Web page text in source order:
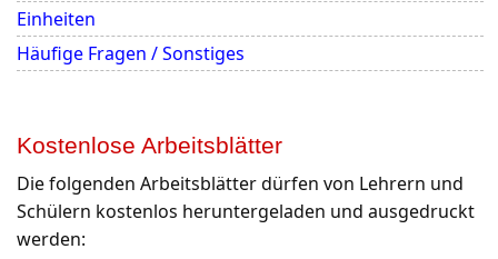
Einheiten
Häufige Fragen / Sonstiges
Kostenlose Arbeitsblätter
Die folgenden Arbeitsblätter dürfen von Lehrern und
Schülern kostenlos heruntergeladen und ausgedruckt
werden: